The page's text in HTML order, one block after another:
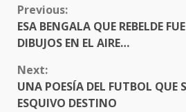
CONTINUE
READING
Previous:
ESA BENGALA QUE REBELDE
DIBUJOS EN EL AIRE…
Next:
UNA POESÍA DEL FUTBOL QUE
ESQUIVO DESTINO